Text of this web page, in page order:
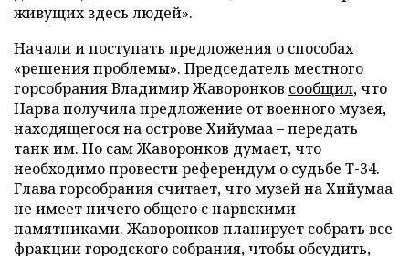
живущих здесь людей».
Начали и поступать предложения о способах
«решения проблемы». Председатель местного
горсобрания Владимир Жаворонков сообщил, что
Нарва получила предложение от военного музея,
находящегося на острове Хийумаа – передать
танк им. Но сам Жаворонков думает, что
необходимо провести референдум о судьбе Т-34.
Глава горсобрания считает, что музей на Хийумаа
не имеет ничего общего с нарвскими
памятниками. Жаворонков планирует собрать все
фракции городского собрания, чтобы обсудить,